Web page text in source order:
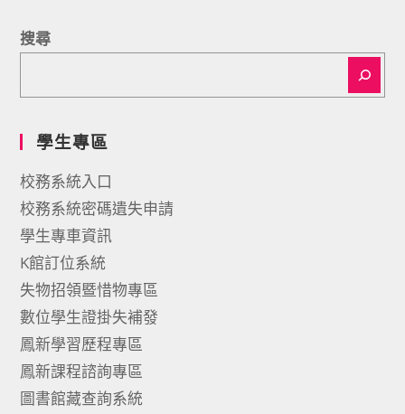
搜尋
學生專區
校務系統入口
校務系統密碼遺失申請
學生專車資訊
K館訂位系統
失物招領暨惜物專區
數位學生證掛失補發
鳳新學習歷程專區
鳳新課程諮詢專區
圖書館藏查詢系統